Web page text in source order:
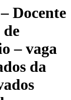
Docente
– vaga
da